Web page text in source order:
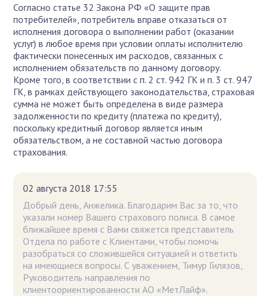
Согласно статье 32 Закона РФ «О защите прав
потребителей», потребитель вправе отказаться от
исполнения договора о выполнении работ (оказании
услуг) в любое время при условии оплаты исполнителю
фактически понесенных им расходов, связанных с
исполнением обязательств по данному договору.
Кроме того, в соответствии с п. 2 ст. 942 ГК и п. 3 ст. 947
ГК, в рамках действующего законодательства, страховая
сумма не может быть определена в виде размера
задолженности по кредиту (платежа по кредиту),
поскольку кредитный договор является иным
обязательством, а не составной частью договора
страхования.
02 августа 2018 17:55
Добрый день, Анжелика. Благодарим Вас за то, что
указали номер Вашего страхового полиса. В самое
ближайшее время с Вами свяжется представитель
Отдела по работе с Клиентами, чтобы помочь
разобраться со сложившейся ситуацией и ответить
на имеющиеся вопросы. С уважением, Тимур Гилязов,
Руководитель направления по
клиентоориентированности АО «МетЛайф».